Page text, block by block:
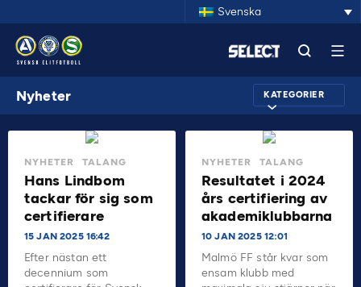
Svenska
Nyheter KATEGORIER
NYHETER TALANG
Hans Lindbom
tackar för sig som
certifierare
15 JAN 2025 16:42
Efter nästan ett
decennium som
NYHETER TALANG
Resultatet i 2024
års certifiering av
akademiklubbarna
10 JAN 2025 12:01
Malmö FF står kvar som
ensam klubb med